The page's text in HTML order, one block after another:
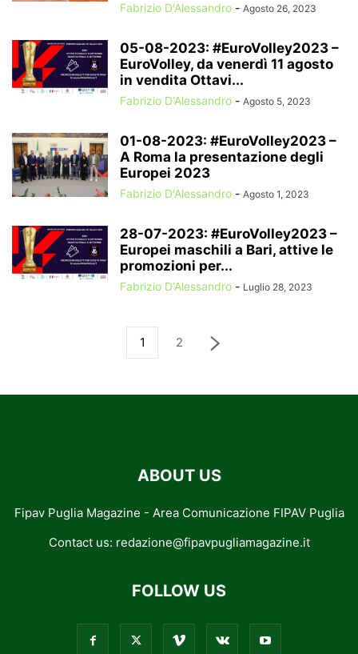
Fabrizio D'Alessandro - Agosto 26, 2023
05-08-2023: #EuroVolley2023 –
EuroVolley, da venerdì 11 agosto
in vendita Ottavi...
Fabrizio D'Alessandro - Agosto 5, 2023
01-08-2023: #EuroVolley2023 –
A Roma la presentazione degli
Europei 2023
Fabrizio D'Alessandro - Agosto 1, 2023
28-07-2023: #EuroVolley2023 –
Europei maschili a Bari, attive le
promozioni per...
Fabrizio D'Alessandro - Luglio 28, 2023
1 2
ABOUT US
Fipav Puglia Magazine - Area Comunicazione FIPAV Puglia
Contact us: redazione@fipavpugliamagazine.it
FOLLOW US